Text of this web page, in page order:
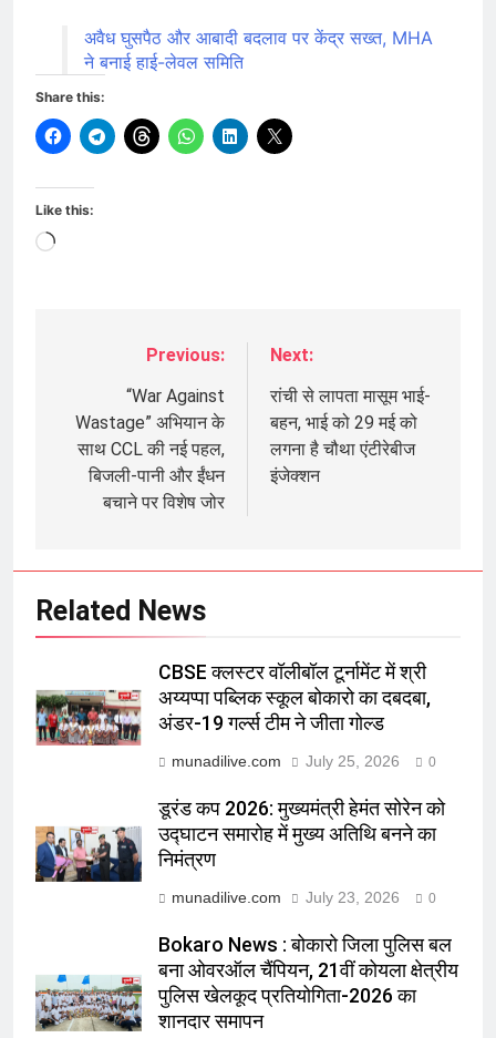
अवैध घुसपैठ और आबादी बदलाव पर केंद्र सख्त, MHA
ने बनाई हाई-लेवल समिति
Share this:
Like this:
Loading…
navigation
Previous:
“War Against
Wastage” अभियान के
साथ CCL की नई पहल,
बिजली-पानी और ईंधन
बचाने पर विशेष जोर
Next:
रांची से लापता मासूम भाई-
बहन, भाई को 29 मई को
लगना है चौथा एंटीरेबीज
इंजेक्शन
Related News
CBSE क्लस्टर वॉलीबॉल टूर्नामेंट में श्री
अय्यप्पा पब्लिक स्कूल बोकारो का दबदबा,
अंडर-19 गर्ल्स टीम ने जीता गोल्ड
munadilive.com July 25, 2026 0
डूरंड कप 2026: मुख्यमंत्री हेमंत सोरेन को
उद्घाटन समारोह में मुख्य अतिथि बनने का
निमंत्रण
munadilive.com July 23, 2026 0
Bokaro News : बोकारो जिला पुलिस बल
बना ओवरऑल चैंपियन, 21वीं कोयला क्षेत्रीय
पुलिस खेलकूद प्रतियोगिता-2026 का
शानदार समापन